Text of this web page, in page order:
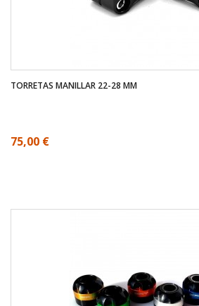
TORRETAS MANILLAR 22-28 MM
75,00 €